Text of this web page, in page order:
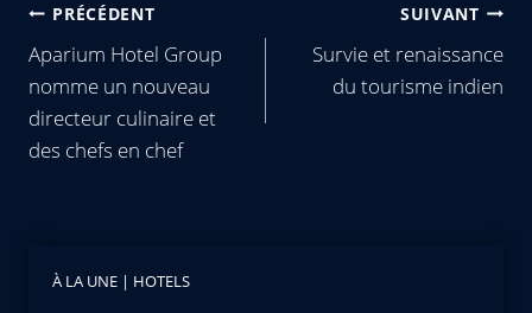
PRÉCÉDENT
Aparium Hotel Group
nomme un nouveau
directeur culinaire et
des chefs en chef
SUIVANT
Survie et renaissance
du tourisme indien
À LA UNE | HOTELS